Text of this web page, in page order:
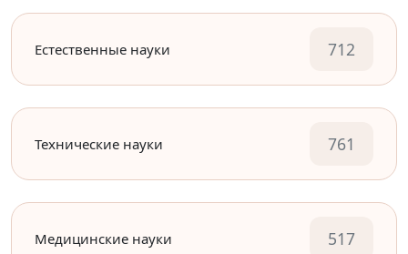
Естественные науки 712
Технические науки 761
Медицинские науки 517